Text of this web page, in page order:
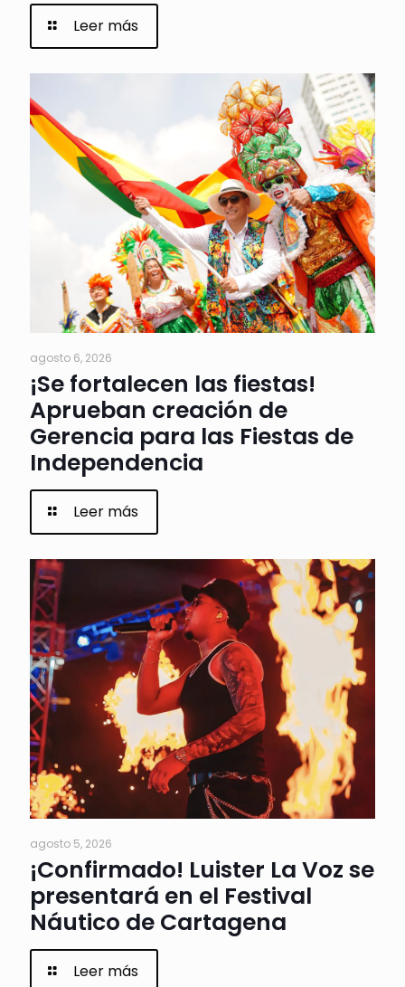
Leer más
agosto 6, 2026
¡Se fortalecen las fiestas!
Aprueban creación de
Gerencia para las Fiestas de
Independencia
Leer más
agosto 5, 2026
¡Confirmado! Luister La Voz se
presentará en el Festival
Náutico de Cartagena
Leer más